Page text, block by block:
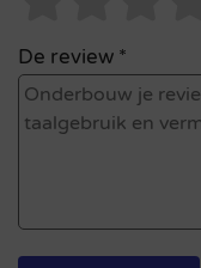
De review *